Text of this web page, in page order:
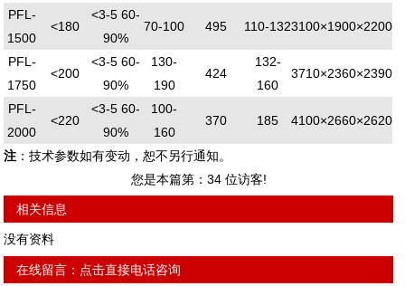
PFL-
1500
<180
<3-5 60-
90%
70-100 495 110-1323100×1900×2200
PFL-
1750
<200
<3-5 60-
90%
130-
190
424
132-
160
3710×2360×2390
PFL-
2000
<220
<3-5 60-
90%
100-
160
370 185 4100×2660×2620
注 ：技术参数如有变动，恕不另行通知。
您是本篇第： 34位访客!
相关信息
没有资料
在线留言： 点击直接电话咨询